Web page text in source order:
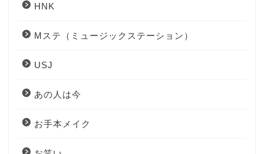
HNK
Mステ（ミュージックステーション）
USJ
あの人は今
お手本メイク